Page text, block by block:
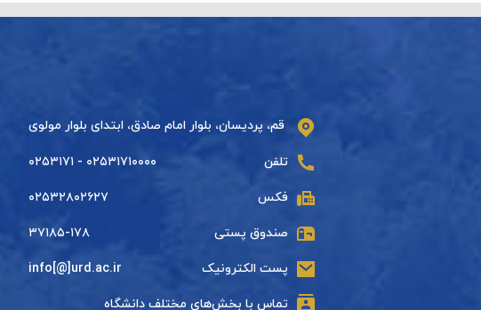
قم، پردیسان، بلوار امام صادق، ابتدای بلوار مولوی
تلفن ۰۲۵۳۱۷۱۰۰۰۰ - ۰۲۵۳۱۷۱
فکس ۰۲۵۳۲۸۰۲۶۲۷
صندوق پستی ۳۷۱۸۵-۱۷۸
پست الکترونیک info[@]urd.ac.ir
تماس با بخش‌های مختلف دانشگاه